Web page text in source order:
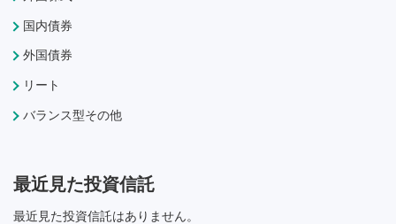
国内債券
外国債券
リート
バランス型その他
最近見た投資信託
最近見た投資信託はありません。